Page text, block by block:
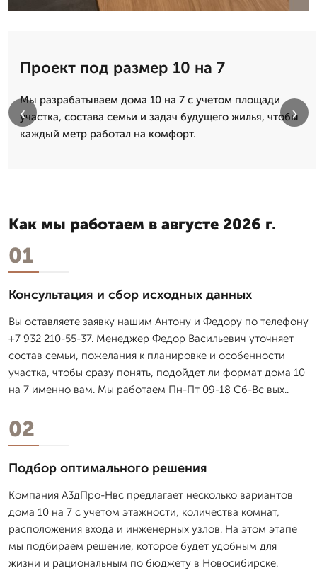
Проект под размер 10 на 7
Мы разрабатываем дома 10 на 7 с учетом площади
участка, состава семьи и задач будущего жилья, чтобы
каждый метр работал на комфорт.
‹ ›
Как мы работаем в августе 2026 г.
01
Консультация и сбор исходных данных
Вы оставляете заявку нашим Антону и Федору по телефону
+7 932 210-55-37. Менеджер Федор Васильевич уточняет
состав семьи, пожелания к планировке и особенности
участка, чтобы сразу понять, подойдет ли формат дома 10
на 7 именно вам. Мы работаем Пн-Пт 09-18 Сб-Вс вых..
02
Подбор оптимального решения
Компания А3дПро-Нвс предлагает несколько вариантов
дома 10 на 7 с учетом этажности, количества комнат,
расположения входа и инженерных узлов. На этом этапе
мы подбираем решение, которое будет удобным для
жизни и рациональным по бюджету в Новосибирске.